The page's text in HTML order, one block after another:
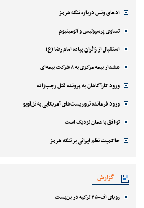
ادعای ونس درباره تنگه هرمز
تساوی پرسپولیس و آلومینیوم
استقبال از زائران پیاده امام رضا (ع)
هشدار بیمه مرکزی به ۸ شرکت بیمه‌ای
ورود کارآگاهان به پرونده قتل رجب‌زاده
ورود فرمانده تروریست‌های آمریکایی به تل‌آویو
توافق با عمان نزدیک است
حاکمیت نظم ایرانی بر تنگه هرمز
گزارش
رویای اف-۳۵ ترکیه در بن‌بست